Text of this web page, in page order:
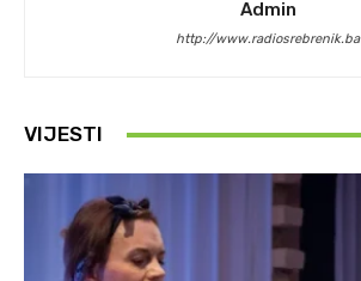
Admin
http://www.radiosrebrenik.ba
VIJESTI